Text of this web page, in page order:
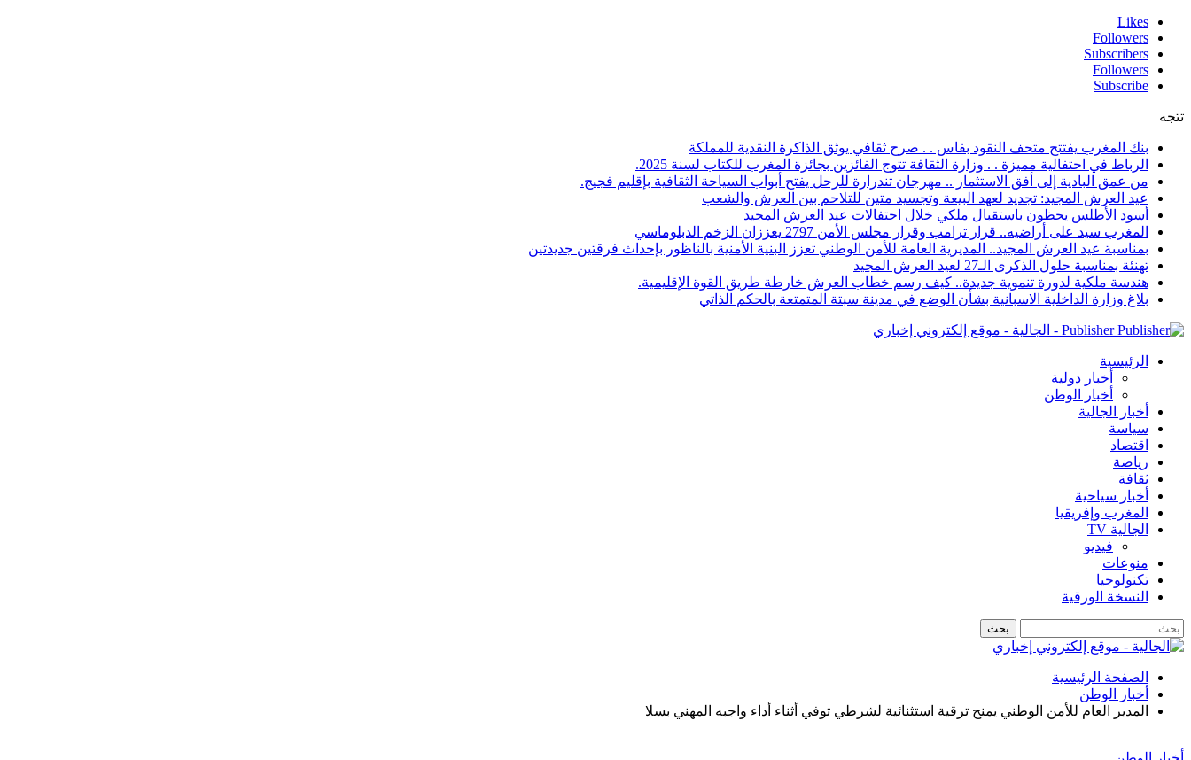
Likes
Followers
Subscribers
Followers
Subscribe
تتجه
بنك المغرب يفتتح متحف النقود بفاس . . صرح ثقافي يوثق الذاكرة النقدية للمملكة
الرباط في احتفالية مميزة . . وزارة الثقافة تتوج الفائزين بجائزة المغرب للكتاب لسنة 2025.
من عمق البادية إلى أفق الاستثمار .. مهرجان تندرارة للرحل يفتح أبواب السياحة الثقافية بإقليم فجيج.
عيد العرش المجيد: تجديد لعهد البيعة وتجسيد متين للتلاحم بين العرش والشعب
أسود الأطلس يحظون باستقبال ملكي خلال احتفالات عيد العرش المجيد
المغرب سيد على أراضيه.. قرار ترامب وقرار مجلس الأمن 2797 يعززان الزخم الدبلوماسي
بمناسبة عيد العرش المجيد.. المديرية العامة للأمن الوطني تعزز البنية الأمنية بالناظور بإحداث فرقتين جديدتين
تهنئة بمناسبة حلول الذكرى الـ27 لعيد العرش المجيد
هندسة ملكية لدورة تنموية جديدة.. كيف رسم خطاب العرش خارطة طريق القوة الإقليمية.
بلاغ وزارة الداخلية الاسبانية بشأن الوضع في مدينة سبتة المتمتعة بالحكم الذاتي
Publisher - الجالية - موقع إلكتروني إخباري
الرئيسية
أخبار دولية
أخبار الوطن
أخبار الجالية
سياسة
اقتصاد
رياضة
ثقافة
أخبار سياحية
المغرب وإفريقيا
الجالية TV
فيديو
منوعات
تكنولوجيا
النسخة الورقية
الصفحة الرئيسية
أخبار الوطن
المدير العام للأمن الوطني يمنح ترقية استثنائية لشرطي توفي أثناء أداء واجبه المهني بسلا